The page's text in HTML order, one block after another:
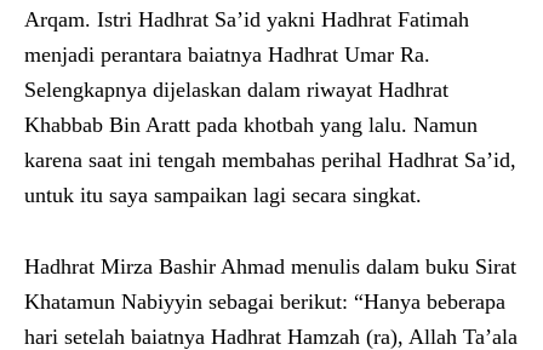
Arqam. Istri Hadhrat Sa’id yakni Hadhrat Fatimah
menjadi perantara baiatnya Hadhrat Umar Ra.
Selengkapnya dijelaskan dalam riwayat Hadhrat
Khabbab Bin Aratt pada khotbah yang lalu. Namun
karena saat ini tengah membahas perihal Hadhrat Sa’id,
untuk itu saya sampaikan lagi secara singkat.
Hadhrat Mirza Bashir Ahmad menulis dalam buku Sirat
Khatamun Nabiyyin sebagai berikut: “Hanya beberapa
hari setelah baiatnya Hadhrat Hamzah (ra), Allah Ta’ala